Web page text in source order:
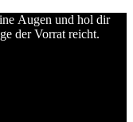
Augen und hol dir
der Vorrat reicht.